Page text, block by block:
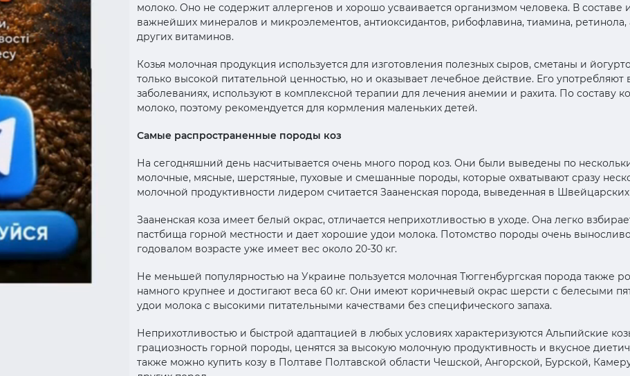
молоко. Оно не содержит аллергенов и хорошо усваивается организмом человека. В составе
важнейших минералов и микроэлементов, антиоксидантов, рибофлавина, тиамина,
других витаминов.
Козья молочная продукция используется для изготовления полезных сыров, сметаны и
только высокой питательной ценностью, но и оказывает лечебное действие. Его
заболеваниях, используют в комплексной терапии для лечения анемии и рахита. По составу
молоко, поэтому рекомендуется для кормления маленьких детей.
Самые распространенные породы коз
На сегодняшний день насчитывается очень много пород коз. Они были выведены по
молочные, мясные, шерстяные, пуховые и смешанные породы, которые охватывают сразу
молочной продуктивности лидером считается Зааненская порода, выведенная в Швейцарских
Зааненская коза имеет белый окрас, отличается неприхотливостью в уходе. Она легко
пастбища горной местности и дает хорошие удои молока. Потомство породы очень
годовалом возрасте уже имеет вес около 20-30 кг.
Не меньшей популярностью на Украине пользуется молочная Тюггенбургская порода также
намного крупнее и достигают веса 60 кг. Они имеют коричневый окрас шерсти с белесыми
удои молока с высокими питательными качествами без специфического запаха.
Неприхотливостью и быстрой адаптацией в любых условиях характеризуются Альпийские
грациозность горной породы, ценятся за высокую молочную продуктивность и вкусное
также можно купить козу в Полтаве Полтавской области Чешской, Ангорской, Бурской,